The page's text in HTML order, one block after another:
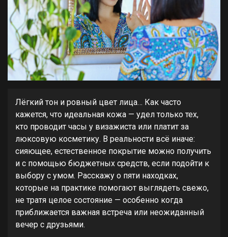
Лёгкий тон и ровный цвет лица… Как часто
кажется, что идеальная кожа — удел только тех,
кто проводит часы у визажиста или платит за
люксовую косметику. В реальности всё иначе:
сияющее, естественное покрытие можно получить
и с помощью бюджетных средств, если подойти к
выбору с умом. Расскажу о пяти находках,
которые на практике помогают выглядеть свежо,
не тратя целое состояние — особенно когда
приближается важная встреча или неожиданный
вечер с друзьями.